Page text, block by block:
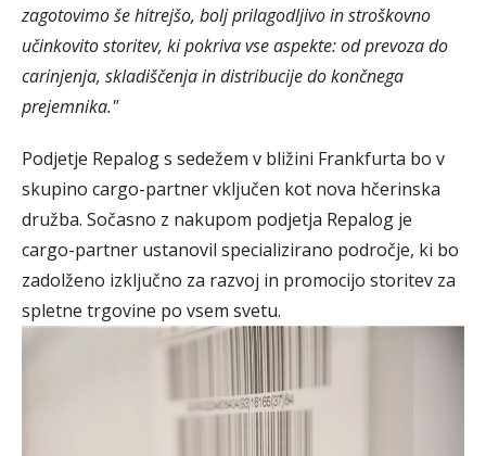
zagotovimo še hitrejšo, bolj prilagodljivo in stroškovno
učinkovito storitev, ki pokriva vse aspekte: od prevoza do
carinjenja, skladiščenja in distribucije do končnega
prejemnika."
Podjetje Repalog s sedežem v bližini Frankfurta bo v
skupino cargo-partner vključen kot nova hčerinska
družba. Sočasno z nakupom podjetja Repalog je
cargo-partner ustanovil specializirano področje, ki bo
zadolženo izključno za razvoj in promocijo storitev za
spletne trgovine po vsem svetu.